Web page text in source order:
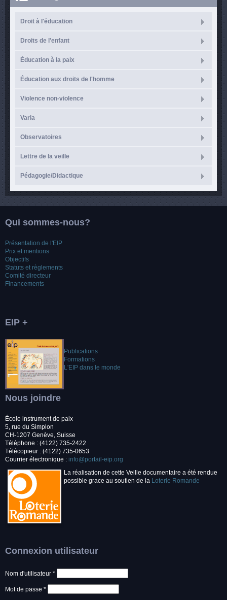
Droit à l'éducation
Droits de l'enfant
Éducation à la paix
Éducation aux droits de l'homme
Violence non-violence
Varia
Observatoires
Lettre de la veille
Pédagogie/Didactique
Qui sommes-nous?
Présentation de l'EIP
Prix et mentions
Objectifs
Statuts et règlements
Comité directeur
Financements
EIP +
Publications
Formations
L'EIP dans le monde
Nous joindre
École instrument de paix
5, rue du Simplon
CH-1207 Genève, Suisse
Téléphone : (4122) 735-2422
Télécopieur : (4122) 735-0653
Courrier électronique : info@portail-eip.org
La réalisation de cette Veille documentaire a été rendue
possible grace au soutien de la Loterie Romande
Connexion utilisateur
Nom d'utilisateur *
Mot de passe *